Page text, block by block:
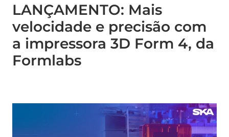
LANÇAMENTO: Mais
velocidade e precisão com
a impressora 3D Form 4, da
Formlabs